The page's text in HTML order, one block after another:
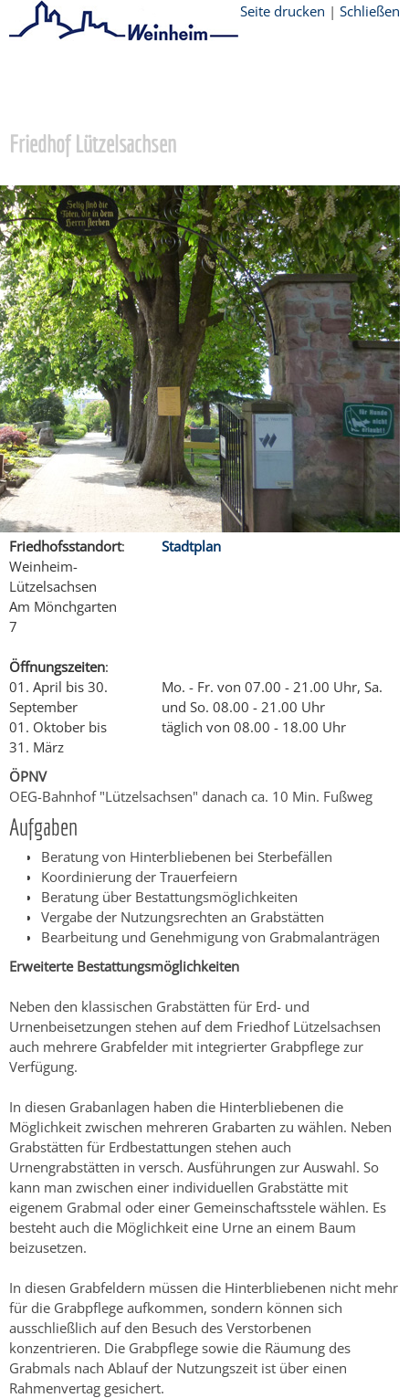
Seite drucken | Schließen
Friedhof Lützelsachsen
Friedhofsstandort:
Stadtplan
Weinheim-
Lützelsachsen
Am Mönchgarten
7
Öffnungszeiten:
01. April bis 30.
September
Mo. - Fr. von 07.00 - 21.00 Uhr, Sa.
und So. 08.00 - 21.00 Uhr
01. Oktober bis
31. März
täglich von 08.00 - 18.00 Uhr
ÖPNV
OEG-Bahnhof "Lützelsachsen" danach ca. 10 Min. Fußweg
Aufgaben
Beratung von Hinterbliebenen bei Sterbefällen
Koordinierung der Trauerfeiern
Beratung über Bestattungsmöglichkeiten
Vergabe der Nutzungsrechten an Grabstätten
Bearbeitung und Genehmigung von Grabmalanträgen
Erweiterte Bestattungsmöglichkeiten
Neben den klassischen Grabstätten für Erd- und
Urnenbeisetzungen stehen auf dem Friedhof Lützelsachsen
auch mehrere Grabfelder mit integrierter Grabpflege zur
Verfügung.
In diesen Grabanlagen haben die Hinterbliebenen die
Möglichkeit zwischen mehreren Grabarten zu wählen. Neben
Grabstätten für Erdbestattungen stehen auch
Urnengrabstätten in versch. Ausführungen zur Auswahl. So
kann man zwischen einer individuellen Grabstätte mit
eigenem Grabmal oder einer Gemeinschaftsstele wählen. Es
besteht auch die Möglichkeit eine Urne an einem Baum
beizusetzen.
In diesen Grabfeldern müssen die Hinterbliebenen nicht mehr
für die Grabpflege aufkommen, sondern können sich
ausschließlich auf den Besuch des Verstorbenen
konzentrieren. Die Grabpflege sowie die Räumung des
Grabmals nach Ablauf der Nutzungszeit ist über einen
Rahmenvertag gesichert.